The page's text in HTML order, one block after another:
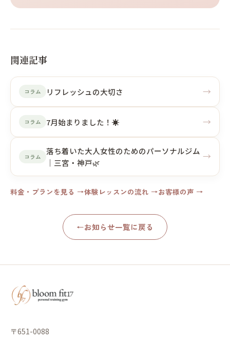
関連記事
コラム リフレッシュの大切さ →
コラム 7月始まりました！☀️ →
コラム
落ち着いた大人女性のためのパーソナルジム
｜三宮・神戸🌿
→
料金・プランを見る →体験レッスンの流れ →お客様の声 →
←お知らせ一覧に戻る
〒651-0088